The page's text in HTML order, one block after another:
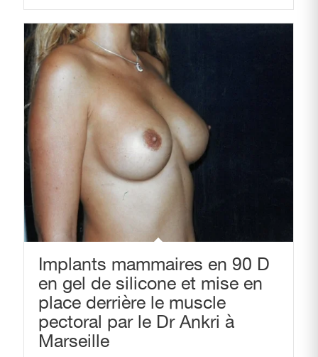
Implants mammaires en 90 D
en gel de silicone et mise en
place derrière le muscle
pectoral par le Dr Ankri à
Marseille